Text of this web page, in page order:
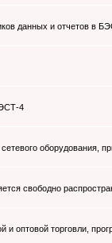
данных и отчетов в
4
оборудования,
свободно
и оптовой торговли,